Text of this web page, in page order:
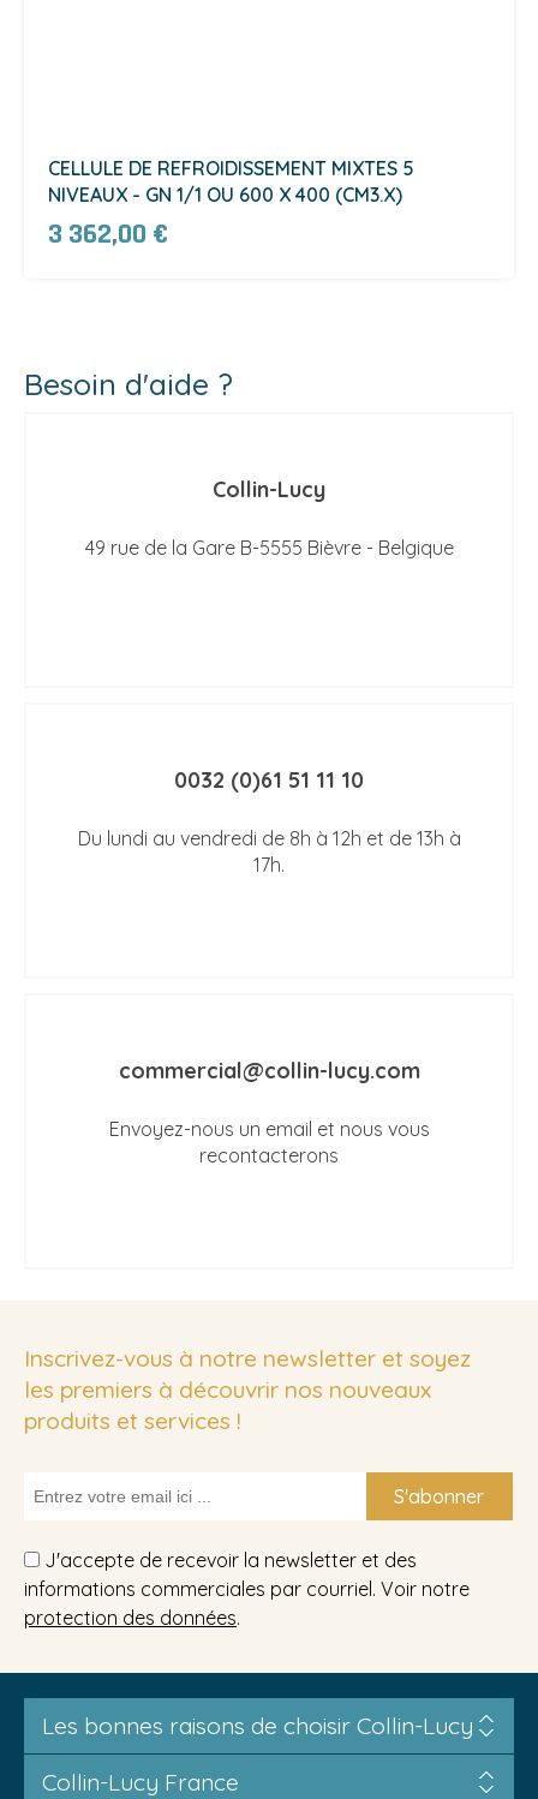
CELLULE DE REFROIDISSEMENT MIXTES 5
NIVEAUX - GN 1/1 OU 600 X 400 (CM3.X)
3 362,00 €
Besoin d'aide ?
Collin-Lucy
49 rue de la Gare B-5555 Bièvre - Belgique
0032 (0)61 51 11 10
Du lundi au vendredi de 8h à 12h et de 13h à
17h.
commercial@collin-lucy.com
Envoyez-nous un email et nous vous
recontacterons
Inscrivez-vous à notre newsletter et soyez
les premiers à découvrir nos nouveaux
produits et services !
S'abonner
J'accepte de recevoir la newsletter et des
informations commerciales par courriel. Voir notre
protection des données.
Les bonnes raisons de choisir Collin-Lucy
Collin-Lucy France